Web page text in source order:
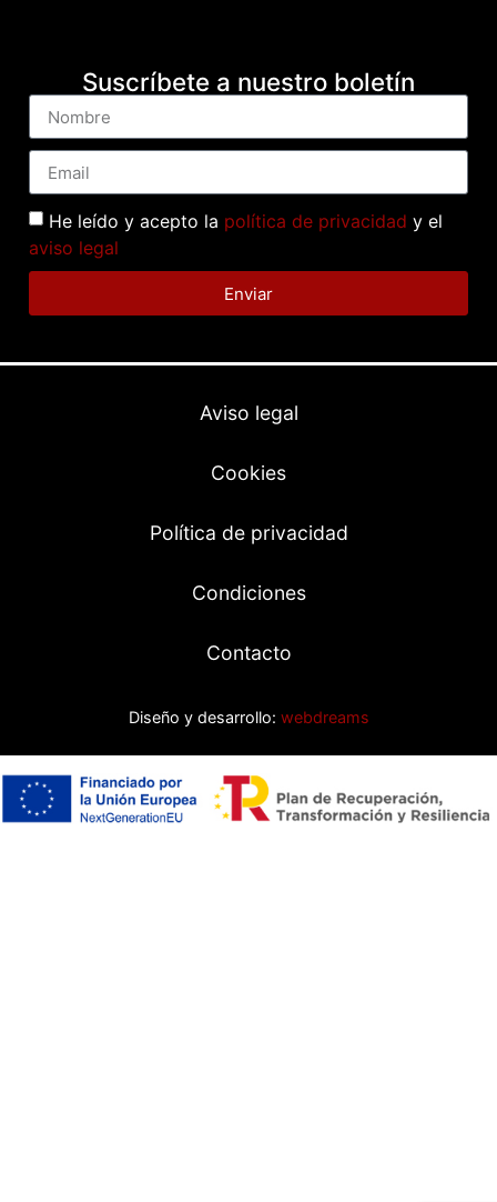
Suscríbete a nuestro boletín
He leído y acepto la política de privacidad y el
aviso legal
Enviar
Aviso legal
Cookies
Política de privacidad
Condiciones
Contacto
Diseño y desarrollo: webdreams